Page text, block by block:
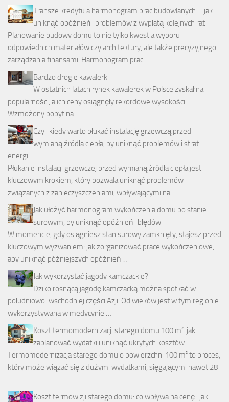
Transze kredytu a harmonogram prac budowlanych – jak
uniknąć opóźnień i problemów z wypłatą kolejnych rat
Planowanie budowy domu to nie tylko kwestia wyboru
odpowiednich materiałów czy architektury, ale także precyzyjnego
zarządzania finansami. Harmonogram prac …
Bardzo drogie kawalerki
W ostatnich latach rynek kawalerek w Polsce zyskał na
popularności, a ich ceny osiągnęły rekordowe wysokości.
Wzmożony popyt na …
Czy i kiedy warto płukać instalację grzewczą przed
wymianą źródła ciepła, by uniknąć problemów i strat
energii
Płukanie instalacji grzewczej przed wymianą źródła ciepła jest
kluczowym krokiem, który pozwala uniknąć problemów
związanych z zanieczyszczeniami, wpływającymi na …
Jak ułożyć harmonogram wykończenia domu po stanie
surowym, by uniknąć opóźnień i błędów
W momencie, gdy osiągniesz stan surowy zamknięty, stajesz przed
kluczowym wyzwaniem: jak zorganizować prace wykończeniowe,
aby uniknąć późniejszych opóźnień …
Jak wykorzystać jagody kamczackie?
Dziko rosnącą jagodę kamczacką można spotkać w
południowo-wschodniej części Azji. Od wieków jest w tym regionie
wykorzystywana w medycynie …
Koszt termomodernizacji starego domu 100 m²: jak
zaplanować wydatki i uniknąć ukrytych kosztów
Termomodernizacja starego domu o powierzchni 100 m² to proces,
który może wiązać się z dużymi wydatkami, sięgającymi nawet 28
…
Koszt termowizji starego domu: co wpływa na cenę i jak